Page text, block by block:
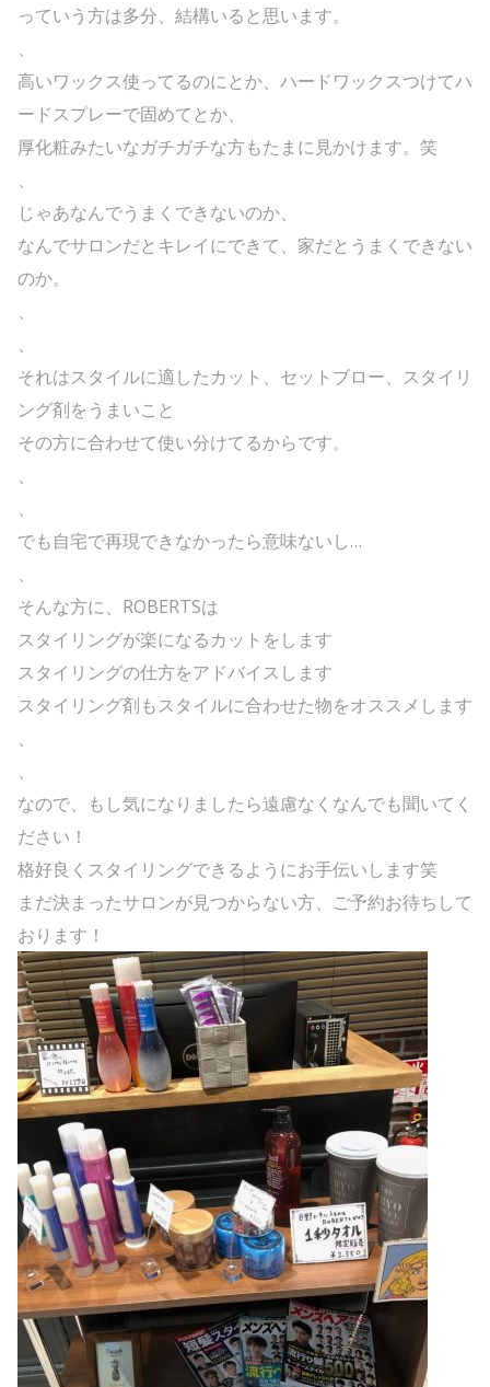
っていう方は多分、結構いると思います。
、
高いワックス使ってるのにとか、ハードワックスつけてハ
ードスプレーで固めてとか、
厚化粧みたいなガチガチな方もたまに見かけます。笑
、
じゃあなんでうまくできないのか、
なんでサロンだとキレイにできて、家だとうまくできない
のか。
、
、
それはスタイルに適したカット、セットブロー、スタイリ
ング剤をうまいこと
その方に合わせて使い分けてるからです。
、
、
でも自宅で再現できなかったら意味ないし…
、
そんな方に、ROBERTSは
スタイリングが楽になるカットをします
スタイリングの仕方をアドバイスします
スタイリング剤もスタイルに合わせた物をオススメします
、
、
なので、もし気になりましたら遠慮なくなんでも聞いてく
ださい！
格好良くスタイリングできるようにお手伝いします笑
まだ決まったサロンが見つからない方、ご予約お待ちして
おります！